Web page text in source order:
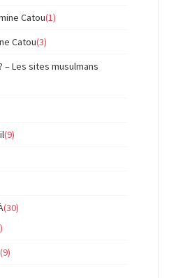
Catou(1)
Catou(3)
– Les sites musulmans
(9)
(30)
(9)